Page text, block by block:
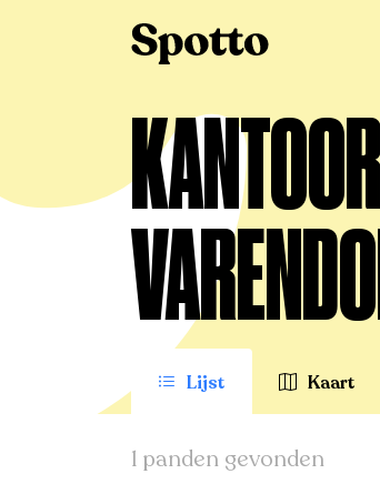
Lijst Kaart
1 panden gevonden